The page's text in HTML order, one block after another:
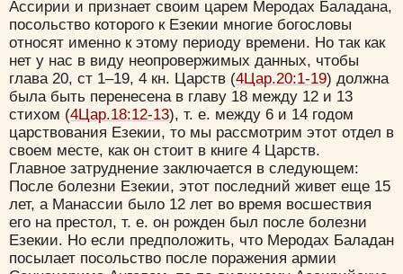
Ассирии и признает своим царем Меродах Баладана,
посольство которого к Езекии многие богословы
относят именно к этому периоду времени. Но так как
нет у нас в виду неопровержимых данных, чтобы
глава 20, ст 1–19, 4 кн. Царств (4Цар.20:1-19) должна
была быть перенесена в главу 18 между 12 и 13
стихом (4Цар.18:12-13), т. е. между 6 и 14 годом
царствования Езекии, то мы рассмотрим этот отдел в
своем месте, как он стоит в книге 4 Царств.
Главное затруднение заключается в следующем:
После болезни Езекии, этот последний живет еще 15
лет, а Манассии было 12 лет во время восшествия
его на престол, т. е. он рожден был после болезни
Езекии. Но если предположить, что Меродах Баладан
посылает посольство после поражения армии